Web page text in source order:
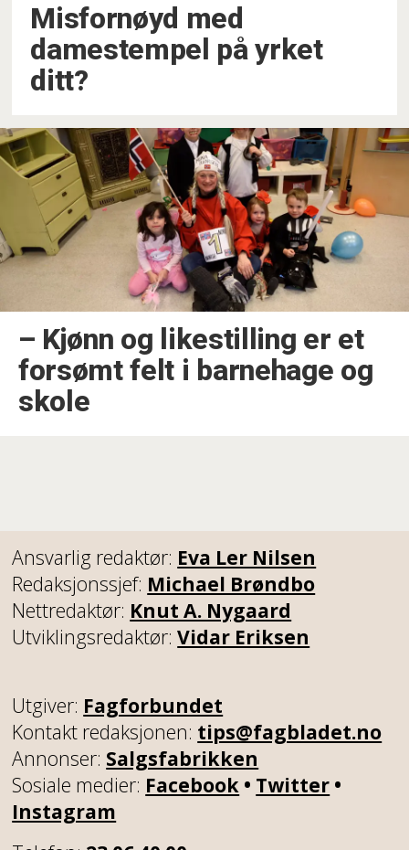
Misfornøyd med
damestempel på yrket
ditt?
–⁠ Kjønn og likestilling er et
forsømt felt i barnehage og
skole
Ansvarlig redaktør: Eva Ler Nilsen
Redaksjonssjef: Michael Brøndbo
Nettredaktør: Knut A. Nygaard
Utviklingsredaktør:Vidar Eriksen
Utgiver: Fagforbundet
Kontakt redaksjonen: tips@fagbladet.no
Annonser: Salgsfabrikken
Sosiale medier: Facebook • Twitter •
Instagram